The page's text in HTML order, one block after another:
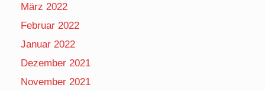
März 2022
Februar 2022
Januar 2022
Dezember 2021
November 2021